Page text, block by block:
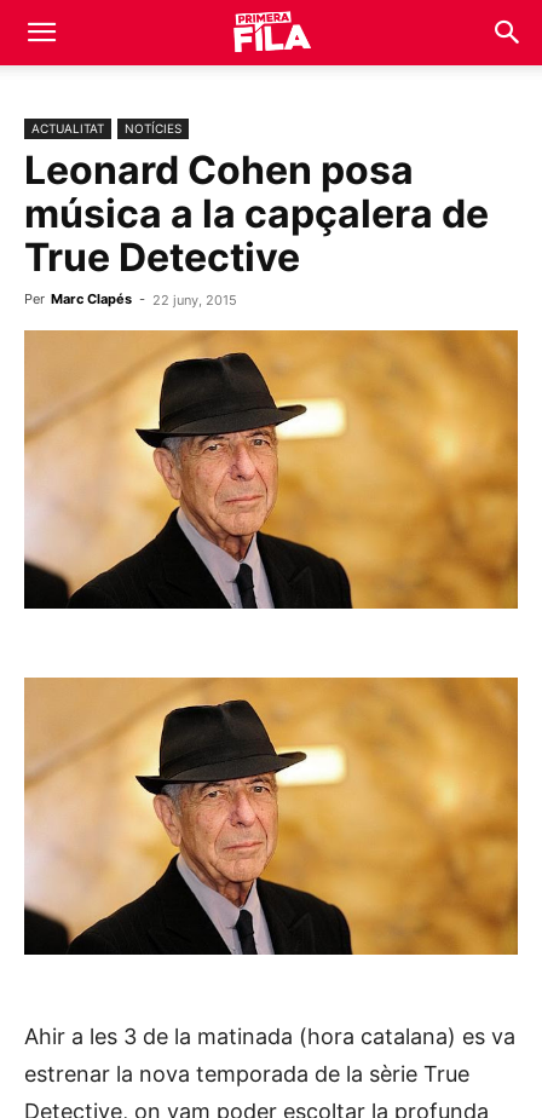
ACTUALITAT NOTÍCIES
Leonard Cohen posa
música a la capçalera de
True Detective
Per Marc Clapés - 22 juny, 2015
Ahir a les 3 de la matinada (hora catalana) es va
estrenar la nova temporada de la sèrie True
Detective, on vam poder escoltar la profunda